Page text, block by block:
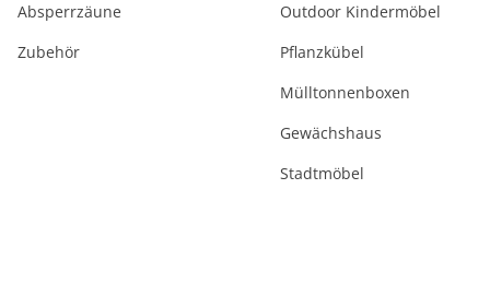
Absperrzäune
Zubehör
Outdoor Kindermöbel
Pflanzkübel
Mülltonnenboxen
Gewächshaus
Stadtmöbel